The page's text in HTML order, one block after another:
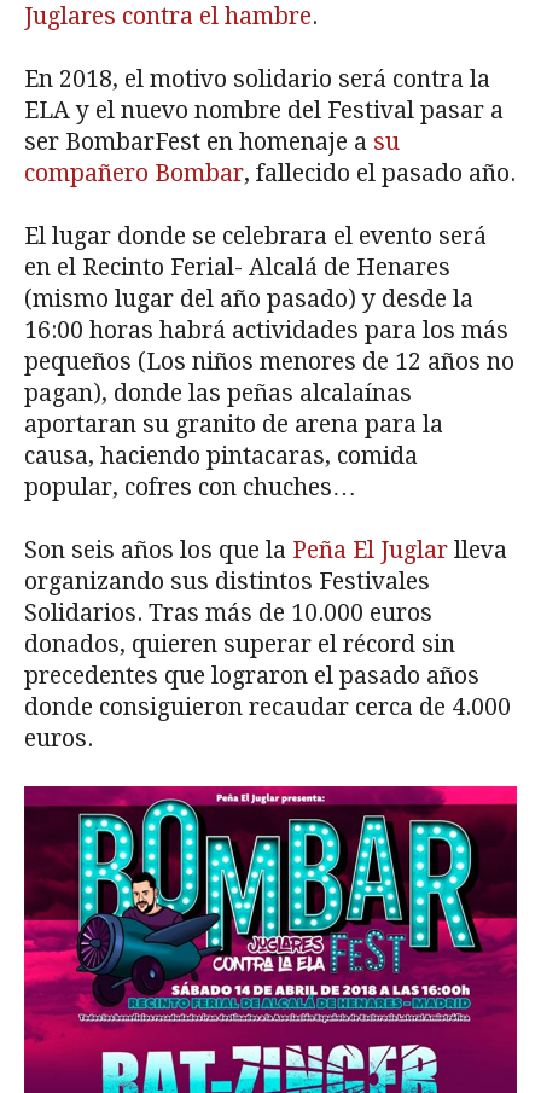
Juglares contra el hambre.
En 2018, el motivo solidario será contra la
ELA y el nuevo nombre del Festival pasar a
ser BombarFest en homenaje a su
compañero Bombar, fallecido el pasado año.
El lugar donde se celebrara el evento será
en el Recinto Ferial- Alcalá de Henares
(mismo lugar del año pasado) y desde la
16:00 horas habrá actividades para los más
pequeños (Los niños menores de 12 años no
pagan), donde las peñas alcalaínas
aportaran su granito de arena para la
causa, haciendo pintacaras, comida
popular, cofres con chuches…
Son seis años los que la Peña El Juglar lleva
organizando sus distintos Festivales
Solidarios. Tras más de 10.000 euros
donados, quieren superar el récord sin
precedentes que lograron el pasado años
donde consiguieron recaudar cerca de 4.000
euros.